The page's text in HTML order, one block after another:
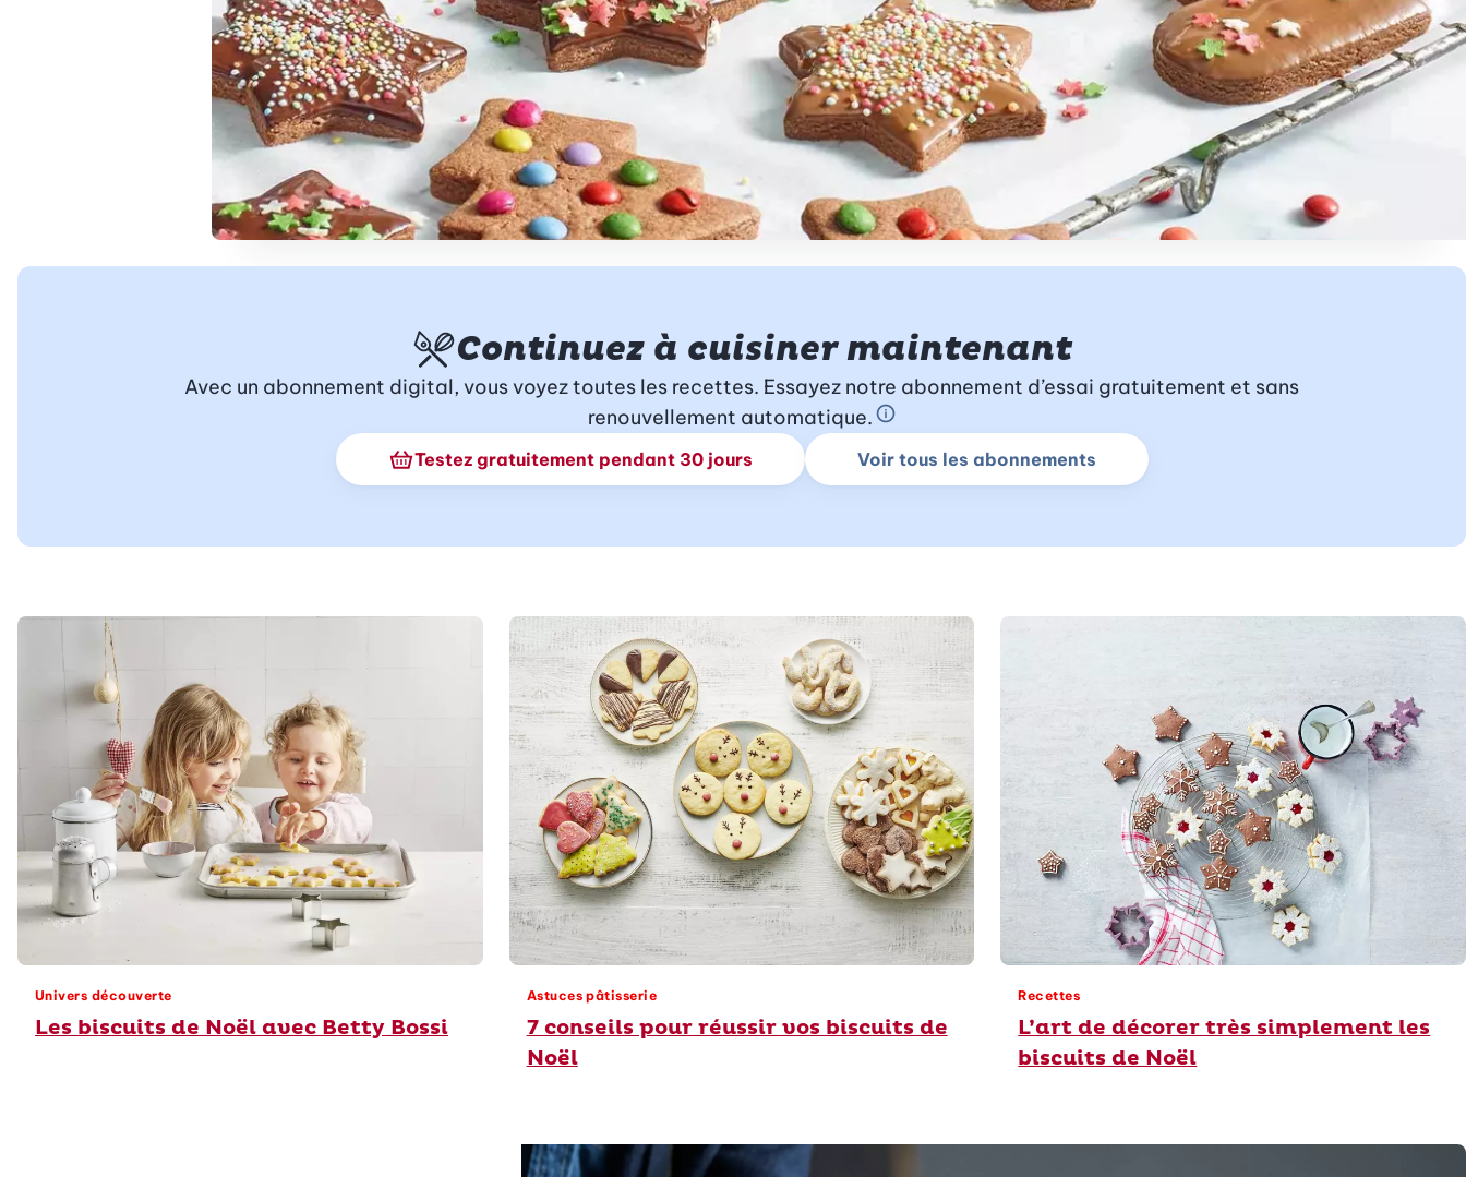
Continuez à cuisiner maintenant
Avec un abonnement digital, vous voyez toutes les recettes. Essayez notre abonnement d’essai gratuitement et sans
renouvellement automatique. En savoir plus sur l’abonnement d’essai
Testez gratuitement pendant 30 jours
Voir tous les abonnements
Univers découverte
Les biscuits de Noël avec Betty Bossi
Astuces pâtisserie
7 conseils pour réussir vos biscuits de
Noël
Recettes
L’art de décorer très simplement les
biscuits de Noël